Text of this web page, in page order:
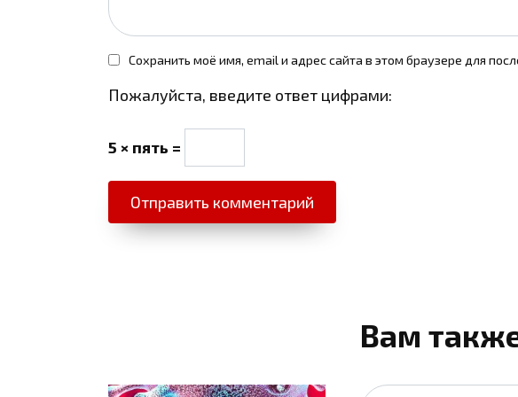
Сохранить моё имя, email и адрес сайта в этом браузере для
Пожалуйста, введите ответ цифрами:
5 × пять =
Вам